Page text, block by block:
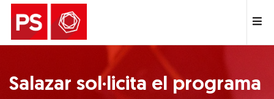
Salazar sol·licita el programa